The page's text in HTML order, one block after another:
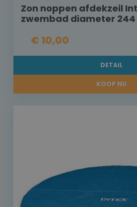
Zon noppen afdekzeil
zwembad diameter 244
€ 10,00
DETAIL
KOOP NU